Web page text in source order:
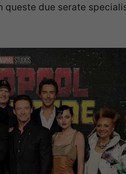
due serate